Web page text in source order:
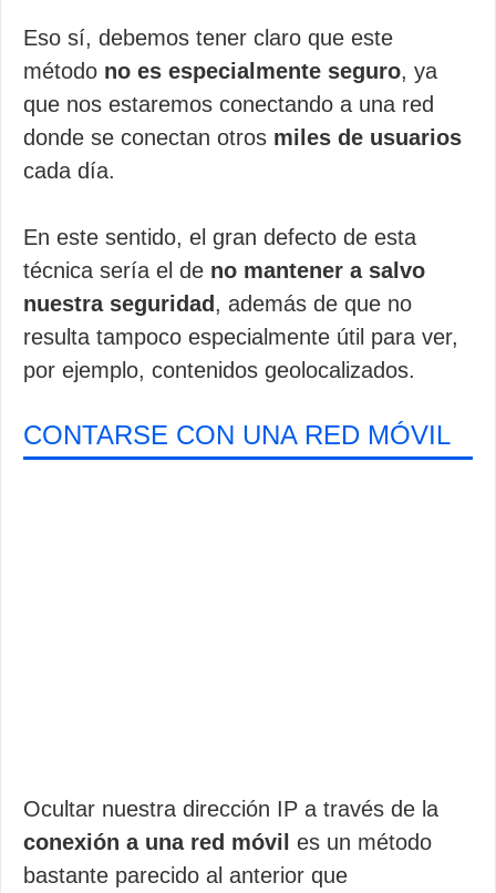
Eso sí, debemos tener claro que este
método no es especialmente seguro, ya
que nos estaremos conectando a una red
donde se conectan otros miles de usuarios
cada día.
En este sentido, el gran defecto de esta
técnica sería el de no mantener a salvo
nuestra seguridad , además de que no
resulta tampoco especialmente útil para ver,
por ejemplo, contenidos geolocalizados.
CONTARSE CON UNA RED MÓVIL
Ocultar nuestra dirección IP a través de la
conexión a una red móvil es un método
bastante parecido al anterior que